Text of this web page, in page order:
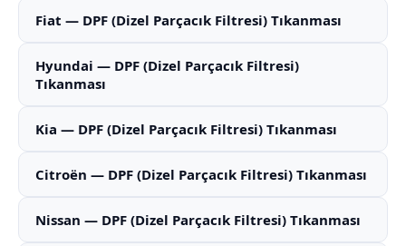
Fiat — DPF (Dizel Parçacık Filtresi) Tıkanması
Hyundai — DPF (Dizel Parçacık Filtresi)
Tıkanması
Kia — DPF (Dizel Parçacık Filtresi) Tıkanması
Citroën — DPF (Dizel Parçacık Filtresi) Tıkanması
Nissan — DPF (Dizel Parçacık Filtresi) Tıkanması